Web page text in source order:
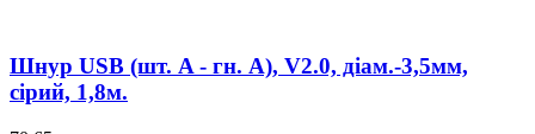
Шнур USB (шт. A - гн. А), V2.0, діам.-3,5мм,
сірий, 1,8м.